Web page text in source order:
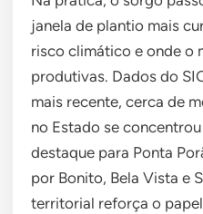
janela de plantio mais
risco climático e onde o
produtivas. Dados do
mais recente, cerca de
no Estado se
destaque para Ponta
por Bonito, Bela Vista e
territorial reforça o